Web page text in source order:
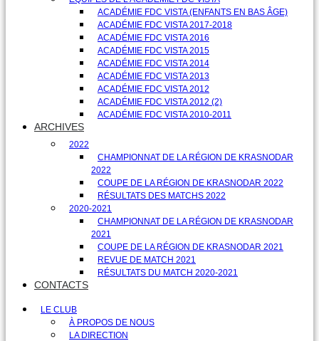
ACADÉMIE FDC VISTA (ENFANTS EN BAS ÂGE)
ACADÉMIE FDC VISTA 2017-2018
ACADÉMIE FDC VISTA 2016
ACADÉMIE FDC VISTA 2015
ACADÉMIE FDC VISTA 2014
ACADÉMIE FDC VISTA 2013
ACADÉMIE FDC VISTA 2012
ACADÉMIE FDC VISTA 2012 (2)
ACADÉMIE FDC VISTA 2010-2011
ARCHIVES
2022
CHAMPIONNAT DE LA RÉGION DE KRASNODAR
2022
COUPE DE LA RÉGION DE KRASNODAR 2022
RÉSULTATS DES MATCHS 2022
2020-2021
CHAMPIONNAT DE LA RÉGION DE KRASNODAR
2021
COUPE DE LA RÉGION DE KRASNODAR 2021
REVUE DE MATCH 2021
RÉSULTATS DU MATCH 2020-2021
CONTACTS
LE CLUB
À PROPOS DE NOUS
LA DIRECTION